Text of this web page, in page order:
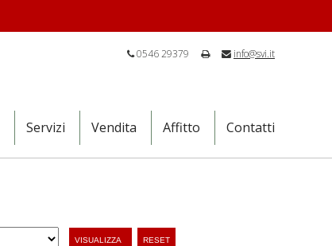
0546 29379 info@svi.it
Servizi Vendita Affitto Contatti
VISUALIZZA RESET